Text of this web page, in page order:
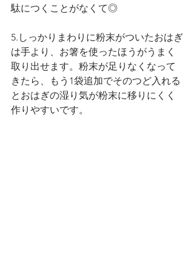
駄につくことがなくて◎
5.しっかりまわりに粉末がついたおはぎ
は手より、お箸を使ったほうがうまく
取り出せます。粉末が足りなくなって
きたら、もう1袋追加でそのつど入れる
とおはぎの湿り気が粉末に移りにくく
作りやすいです。